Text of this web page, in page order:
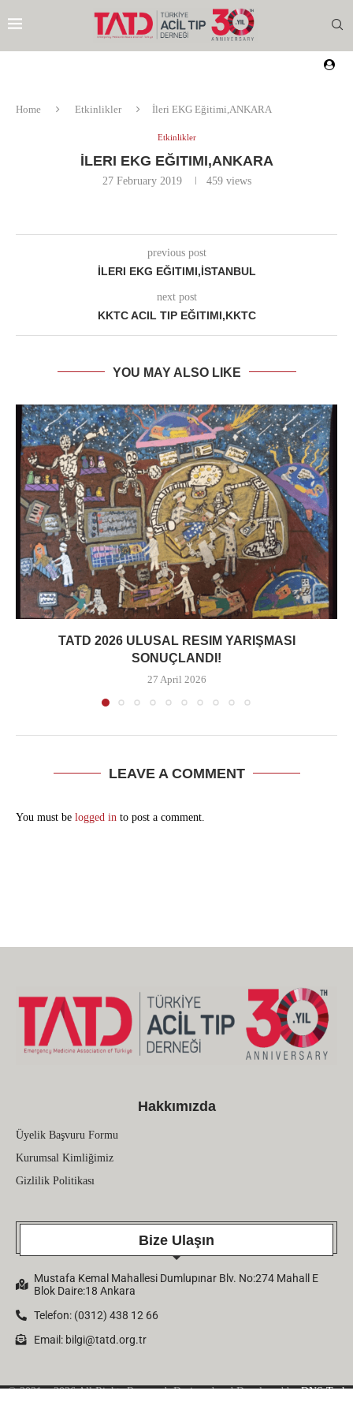
Home Etkinlikler İleri EKG Eğitimi,ANKARA
Etkinlikler
İLERI EKG EĞITIMI,ANKARA
27 February 2019 459views
previous post
İLERI EKG EĞITIMI,İSTANBUL
next post
KKTC ACIL TIP EĞITIMI,KKTC
YOU MAY ALSO LIKE
TATD 2026 ULUSAL RESIM YARIŞMASI
SONUÇLANDI!
27 April 2026
LEAVE A COMMENT
You must be logged in to post a comment.
Hakkımızda
Üyelik Başvuru Formu
Kurumsal Kimliğimiz
Gizlilik Politikası
Bize Ulaşın
Mustafa Kemal Mahallesi Dumlupınar Blv. No:274 Mahall E
Blok Daire:18 Ankara
Telefon: (0312) 438 12 66
Email: bilgi@tatd.org.tr
© 2021 – 2026 All Rights Reserved. Designed and Developed byDNS Tech